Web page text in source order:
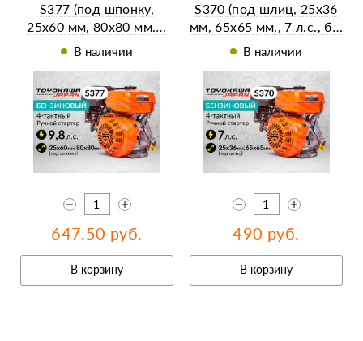
S377 (под шпонку,
25х60 мм, 80х80 мм.…
В наличии
647.50 руб.
В корзину
S370 (под шлиц, 25х36
мм, 65х65 мм., 7 л.с., б…
В наличии
490 руб.
В корзину